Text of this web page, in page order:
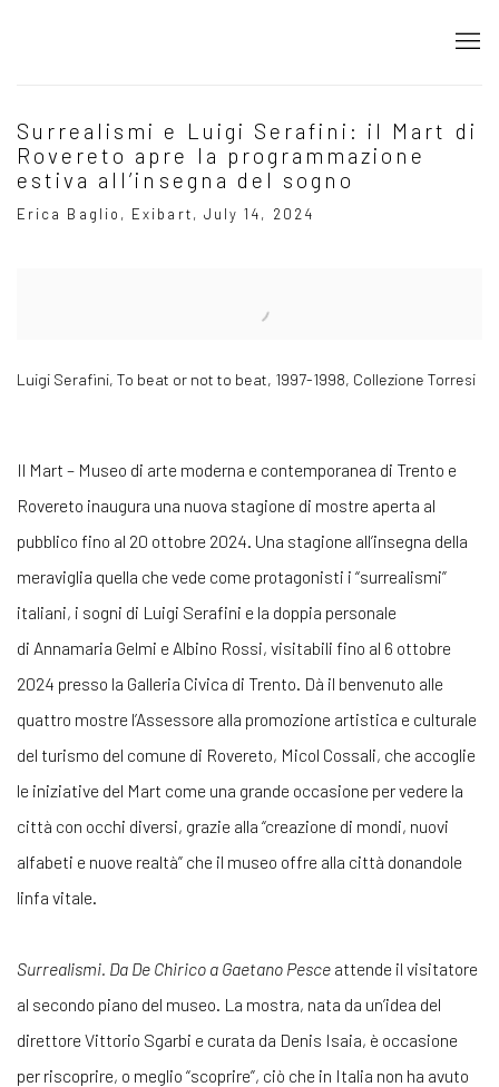
Surrealismi e Luigi Serafini: il Mart di
Rovereto apre la programmazione
estiva all’insegna del sogno
Erica Baglio, Exibart, July 14, 2024
Luigi Serafini, To beat or not to beat, 1997-1998, Collezione Torresi
Il Mart – Museo di arte moderna e contemporanea di Trento e
Rovereto inaugura una nuova stagione di mostre aperta al
pubblico fino al 20 ottobre 2024. Una stagione all’insegna della
meraviglia quella che vede come protagonisti i “surrealismi”
italiani, i sogni di Luigi Serafini e la doppia personale
di Annamaria Gelmi e Albino Rossi, visitabili fino al 6 ottobre
2024 presso la Galleria Civica di Trento. Dà il benvenuto alle
quattro mostre l’Assessore alla promozione artistica e culturale
del turismo del comune di Rovereto, Micol Cossali, che accoglie
le iniziative del Mart come una grande occasione per vedere la
città con occhi diversi, grazie alla “creazione di mondi, nuovi
alfabeti e nuove realtà” che il museo offre alla città donandole
linfa vitale.
Surrealismi. Da De Chirico a Gaetano Pesce attende il visitatore
al secondo piano del museo. La mostra, nata da un’idea del
direttore Vittorio Sgarbi e curata da Denis Isaia, è occasione
per riscoprire, o meglio “scoprire”, ciò che in Italia non ha avuto